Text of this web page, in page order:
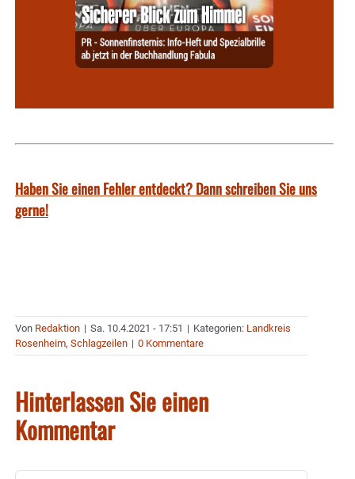
Haben Sie einen Fehler entdeckt? Dann schreiben Sie uns
gerne!
Von Redaktion | Sa. 10.4.2021 - 17:51 | Kategorien: Landkreis
Rosenheim, Schlagzeilen | 0 Kommentare
Hinterlassen Sie einen
Kommentar